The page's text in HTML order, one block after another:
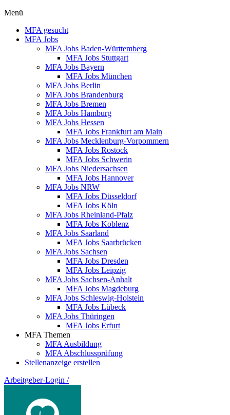
Menü
MFA gesucht
MFA Jobs
MFA Jobs Baden-Württemberg
MFA Jobs Stuttgart
MFA Jobs Bayern
MFA Jobs München
MFA Jobs Berlin
MFA Jobs Brandenburg
MFA Jobs Bremen
MFA Jobs Hamburg
MFA Jobs Hessen
MFA Jobs Frankfurt am Main
MFA Jobs Mecklenburg-Vorpommern
MFA Jobs Rostock
MFA Jobs Schwerin
MFA Jobs Niedersachsen
MFA Jobs Hannover
MFA Jobs NRW
MFA Jobs Düsseldorf
MFA Jobs Köln
MFA Jobs Rheinland-Pfalz
MFA Jobs Koblenz
MFA Jobs Saarland
MFA Jobs Saarbrücken
MFA Jobs Sachsen
MFA Jobs Dresden
MFA Jobs Leipzig
MFA Jobs Sachsen-Anhalt
MFA Jobs Magdeburg
MFA Jobs Schleswig-Holstein
MFA Jobs Lübeck
MFA Jobs Thüringen
MFA Jobs Erfurt
MFA Themen
MFA Ausbildung
MFA Abschlussprüfung
Stellenanzeige erstellen
Arbeitgeber-Login /